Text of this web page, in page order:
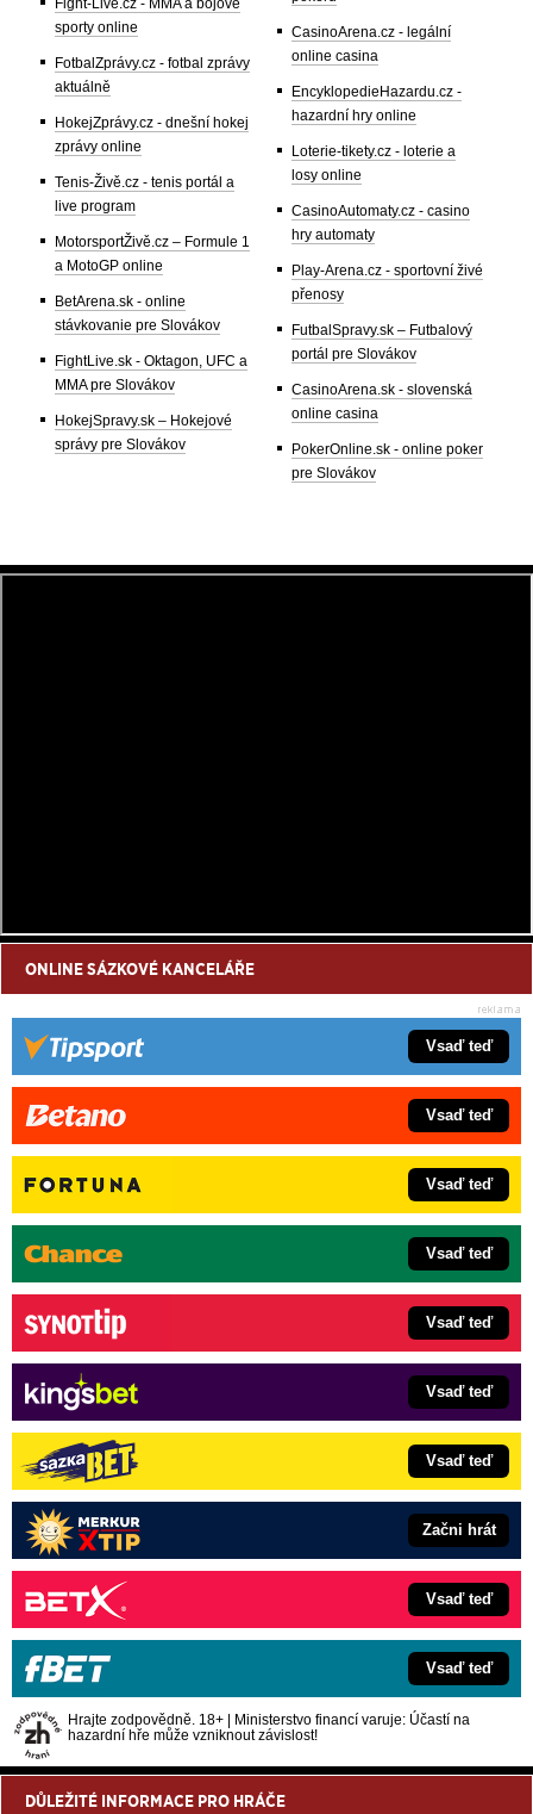
Fight-Live.cz - MMA a bojové
sporty online
FotbalZprávy.cz - fotbal zprávy
aktuálně
HokejZprávy.cz - dnešní hokej
zprávy online
Tenis-Živě.cz - tenis portál a
live program
MotorsportŽivě.cz – Formule 1
a MotoGP online
BetArena.sk - online
stávkovanie pre Slovákov
FightLive.sk - Oktagon, UFC a
MMA pre Slovákov
HokejSpravy.sk – Hokejové
správy pre Slovákov
CasinoArena.cz - legální
online casina
EncyklopedieHazardu.cz -
hazardní hry online
Loterie-tikety.cz - loterie a
losy online
CasinoAutomaty.cz - casino
hry automaty
Play-Arena.cz - sportovní živé
přenosy
FutbalSpravy.sk – Futbalový
portál pre Slovákov
CasinoArena.sk - slovenská
online casina
PokerOnline.sk - online poker
pre Slovákov
ONLINE SÁZKOVÉ KANCELÁŘE
Vsaď teď
Vsaď teď
Vsaď teď
Vsaď teď
Vsaď teď
Vsaď teď
Vsaď teď
Začni hrát
Vsaď teď
Vsaď teď
Hrajte zodpovědně. 18+ | Ministerstvo financí varuje: Účastí na
hazardní hře může vzniknout závislost!
DŮLEŽITÉ INFORMACE PRO HRÁČE